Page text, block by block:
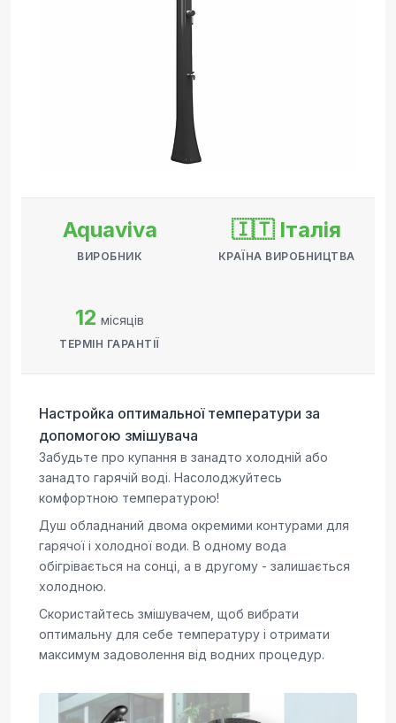
Aquaviva
ВИРОБНИК
🇮🇹 Італія
КРАЇНА ВИРОБНИЦТВА
12 місяців
ТЕРМІН ГАРАНТІЇ
Настройка оптимальної температури за
допомогою змішувача
Забудьте про купання в занадто холодній або
занадто гарячій воді. Насолоджуйтесь
комфортною температурою!
Душ обладнаний двома окремими контурами для
гарячої і холодної води. В одному вода
обігрівається на сонці, а в другому - залишається
холодною.
Скористайтесь змішувачем, щоб вибрати
оптимальну для себе температуру і отримати
максимум задоволення від водних процедур.